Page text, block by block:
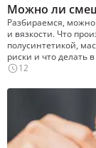
Можно ли
Разбираемся,
и вязкости. Что
полусинтетикой,
риски и что делать
12